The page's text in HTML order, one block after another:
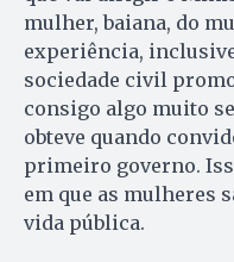
mulher, baiana, do
experiência,
sociedade civil
consigo algo muito
obteve quando
primeiro governo.
em que as mulheres
vida pública.